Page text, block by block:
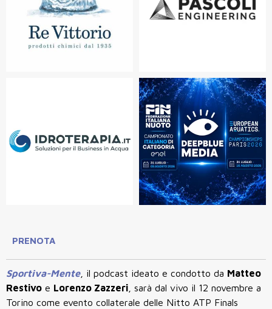
PRENOTA
Sportiva-Mente, il podcast ideato e condotto da Matteo
Restivo e Lorenzo Zazzeri , sarà dal vivo il 12 novembre a
Torino come evento collaterale delle Nitto ATP Finals